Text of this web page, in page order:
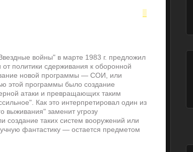
войны" в марте 1983 г. предложил
политики сдерживания к оборонной
новой программы — СОИ, или
этой программы было создание
атаки и превращающих таким
Как это интерпретировал один из
выживания" заменит угрозу
создание таких систем вооружений или
фантастику — остается предметом